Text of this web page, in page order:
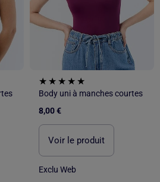
Body uni à manches courtes
8,00 €
Voir le produit
Exclu Web